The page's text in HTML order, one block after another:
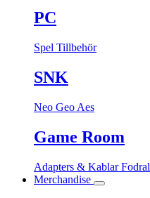
PC
Spel Tillbehör
SNK
Neo Geo Aes
Game Room
Adapters & KablarFodral
Merchandise